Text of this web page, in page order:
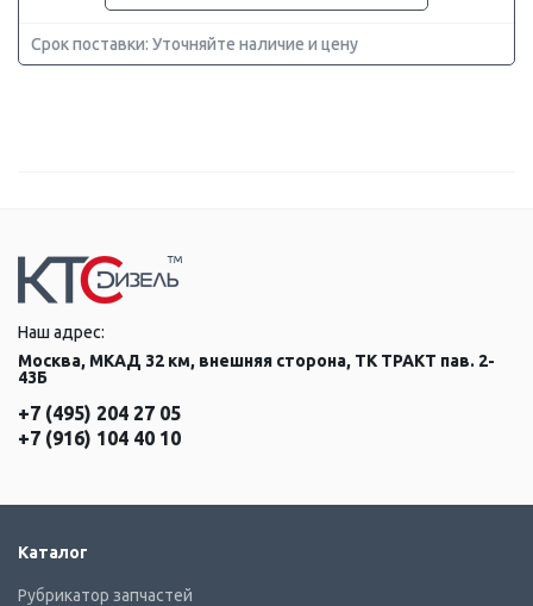
Срок поставки: Уточняйте наличие и цену
Наш адрес:
Москва, МКАД 32 км, внешняя сторона, ТК ТРАКТ пав. 2-
43Б
+7 (495) 204 27 05
+7 (916) 104 40 10
Каталог
Рубрикатор запчастей